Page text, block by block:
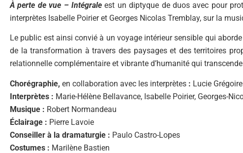
À perte de vue – Intégraleest un diptyque de duos avec pour
interprètes Isabelle Poirier et Georges Nicolas Tremblay, sur la
Le public est ainsi convié à un voyage intérieur sensible qui
de la transformation à travers des paysages et des territoires
relationnelle complémentaire et vibrante d’humanité qui transcende
Chorégraphie, en collaboration avec les interprètes : Lucie Grégoire
Interprètes : Marie-Hélène Bellavance, Isabelle Poirier, Georges-
Musique : Robert Normandeau
Éclairage : Pierre Lavoie
Conseiller à la dramaturgie : Paulo Castro-Lopes
Costumes : Marilène Bastien